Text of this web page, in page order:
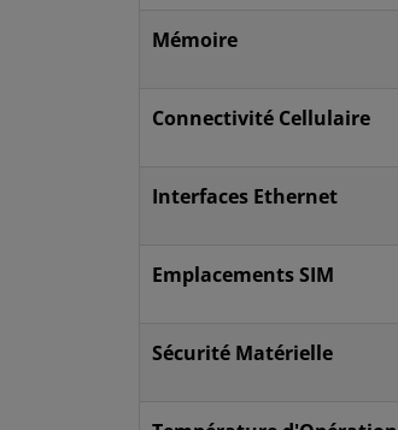
Mémoire
Connectivité Cellulaire
Interfaces Ethernet
Emplacements SIM
Sécurité Matérielle